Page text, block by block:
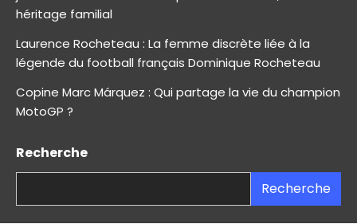
héritage familial
Laurence Rocheteau : La femme discrète liée à la
légende du football français Dominique Rocheteau
Copine Marc Márquez : Qui partage la vie du champion
MotoGP ?
Recherche
Recherche